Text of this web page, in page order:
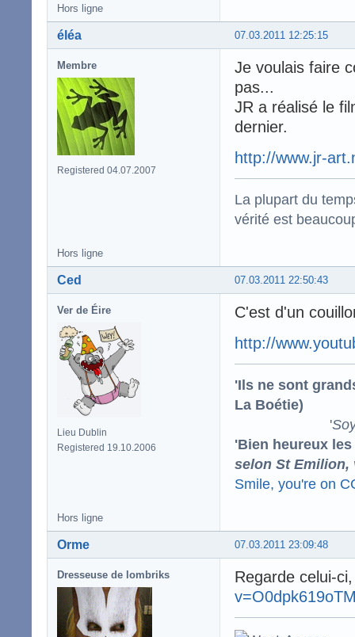
Hors ligne
07.03.2011 12:25:15
éléa
Membre
Registered 04.07.2007
Je voulais faire
pas...
JR a réalisé le
dernier.
http://www.jr-
La plupart du
vérité est
Hors ligne
07.03.2011 22:50:43
Ced
Ver de Éire
Lieu Dublin
Registered 19.10.2006
C'est d'un
http://
'Ils ne sont
La Boétie)
'
'Bien heureux
selon St Emilion,
Smile, you're on
Hors ligne
07.03.2011 23:09:48
Orme
Dresseuse de lombriks
Regarde celui-